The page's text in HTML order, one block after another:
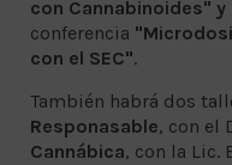
con Cannabinoides" y
conferencia
con el SEC".
También habrá dos
Responasable, con el
Cannábica, con la Lic.